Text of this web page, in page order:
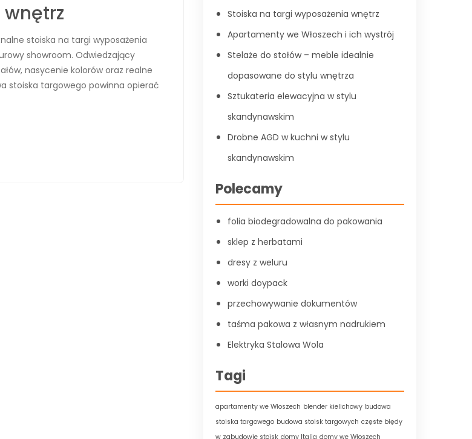
stoiska na targi wyposażenia
showroom. Odwiedzający
nasycenie kolorów oraz realne
stoiska targowego powinna opierać
Stoiska na targi wyposażenia wnętrz
Apartamenty we Włoszech i ich wystrój
Stelaże do stołów – meble idealnie
dopasowane do stylu wnętrza
Sztukateria elewacyjna w stylu
skandynawskim
Drobne AGD w kuchni w stylu
skandynawskim
Polecamy
folia biodegradowalna do pakowania
sklep z herbatami
dresy z weluru
worki doypack
przechowywanie dokumentów
taśma pakowa z własnym nadrukiem
Elektryka Stalowa Wola
Tagi
apartamenty we Włoszech blender kielichowy budowa
stoiska targowego budowa stoisk targowych częste błędy
w zabudowie stoisk domy Italia domy we Włoszech